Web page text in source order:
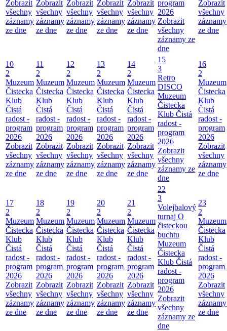
Zobrazit
všechny
záznamy
ze dne
Zobrazit
všechny
záznamy
ze dne
Zobrazit
všechny
záznamy
ze dne
Zobrazit
všechny
záznamy
ze dne
Zobrazit
všechny
záznamy
ze dne
program
2026
Zobrazit
všechny
záznamy ze
dne
Zobrazit
všechny
záznamy
ze dne
10
2
Muzeum
Čistecka
Klub
Čistá
radost -
program
2026
Zobrazit
všechny
záznamy
ze dne
11
2
Muzeum
Čistecka
Klub
Čistá
radost -
program
2026
Zobrazit
všechny
záznamy
ze dne
12
2
Muzeum
Čistecka
Klub
Čistá
radost -
program
2026
Zobrazit
všechny
záznamy
ze dne
13
2
Muzeum
Čistecka
Klub
Čistá
radost -
program
2026
Zobrazit
všechny
záznamy
ze dne
14
2
Muzeum
Čistecka
Klub
Čistá
radost -
program
2026
Zobrazit
všechny
záznamy
ze dne
15
3
Retro
DISCO
Muzeum
Čistecka
Klub Čistá
radost -
program
2026
Zobrazit
všechny
záznamy ze
dne
16
2
Muzeum
Čistecka
Klub
Čistá
radost -
program
2026
Zobrazit
všechny
záznamy
ze dne
17
2
Muzeum
Čistecka
Klub
Čistá
radost -
program
2026
Zobrazit
všechny
záznamy
ze dne
18
2
Muzeum
Čistecka
Klub
Čistá
radost -
program
2026
Zobrazit
všechny
záznamy
ze dne
19
2
Muzeum
Čistecka
Klub
Čistá
radost -
program
2026
Zobrazit
všechny
záznamy
ze dne
20
2
Muzeum
Čistecka
Klub
Čistá
radost -
program
2026
Zobrazit
všechny
záznamy
ze dne
21
2
Muzeum
Čistecka
Klub
Čistá
radost -
program
2026
Zobrazit
všechny
záznamy
ze dne
22
3
Volejbalový
turnaj O
čisteckou
buchtu
Muzeum
Čistecka
Klub Čistá
radost -
program
2026
Zobrazit
všechny
záznamy ze
dne
23
2
Muzeum
Čistecka
Klub
Čistá
radost -
program
2026
Zobrazit
všechny
záznamy
ze dne